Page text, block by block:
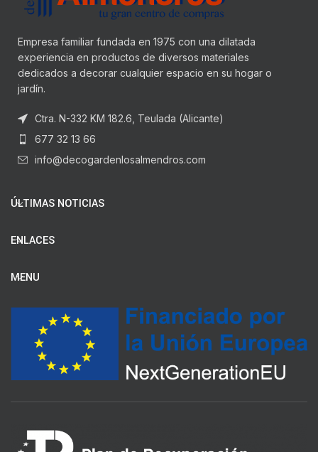
Empresa familiar fundada en 1975 con una dilatada
experiencia en productos de diversos materiales
dedicados a decorar cualquier espacio en su hogar o
jardín.
Ctra. N-332 KM 182.6, Teulada (Alicante)
677 32 13 66
info@decogardenlosalmendros.com
ÚLTIMAS NOTICIAS
ENLACES
MENU